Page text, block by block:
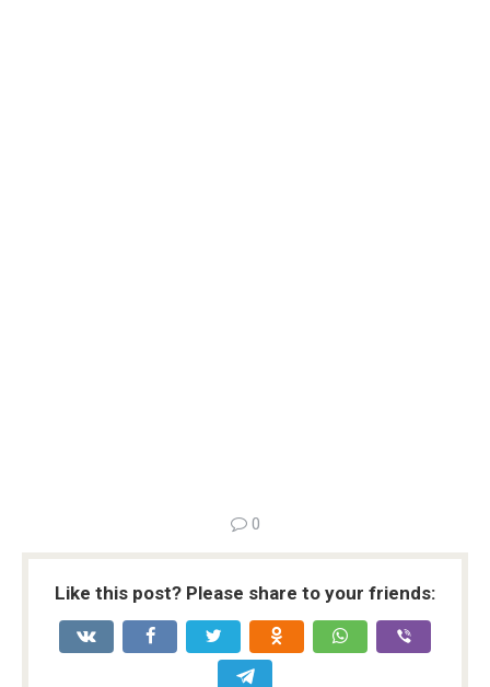
0
Like this post? Please share to your friends: